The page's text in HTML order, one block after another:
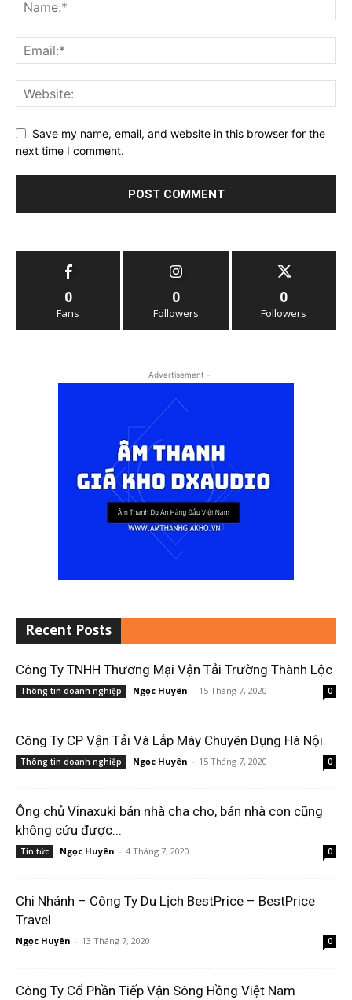
Save my name, email, and website in this browser for the
next time I comment.
0
Fans
0
Followers
0
Followers
- Advertisement -
Recent Posts
Công Ty TNHH Thương Mại Vận Tải Trường Thành Lộc
Thông tin doanh nghiệp Ngọc Huyên - 15 Tháng 7, 2020 0
Công Ty CP Vận Tải Và Lắp Máy Chuyên Dụng Hà Nội
Thông tin doanh nghiệp Ngọc Huyên - 15 Tháng 7, 2020 0
Ông chủ Vinaxuki bán nhà cha cho, bán nhà con cũng
không cứu được...
Tin tức Ngọc Huyên - 4 Tháng 7, 2020 0
Chi Nhánh – Công Ty Du Lịch BestPrice – BestPrice
Travel
Ngọc Huyên - 13 Tháng 7, 2020 0
Công Ty Cổ Phần Tiếp Vận Sông Hồng Việt Nam